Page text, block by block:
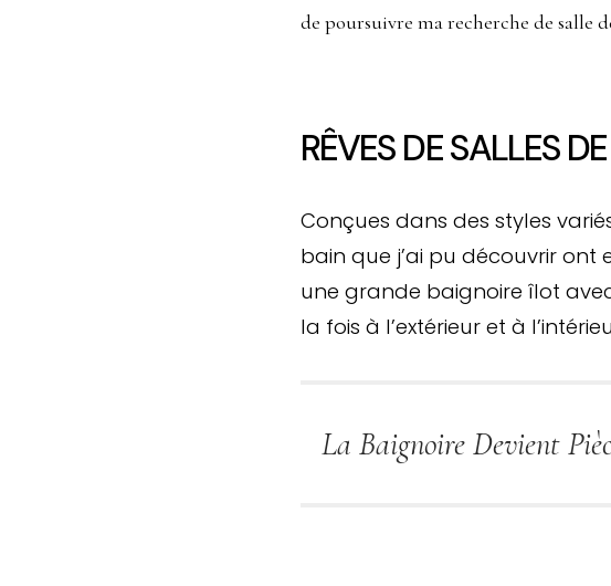
de poursuivre ma recherche de salle
RÊVES DE SALLES
Conçues dans des styles
bain que j’ai pu découvrir ont
une grande baignoire îlot
la fois à l’extérieur et à
La Baignoire Devient